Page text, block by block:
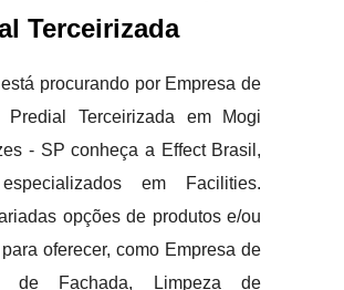
Terceirizada
procurando por Empresa de
Predial Terceirizada em Mogi
- SP conheça a Effect Brasil,
em Facilities.
opções de produtos e/ou
oferecer, como Empresa de
de Fachada, Limpeza de